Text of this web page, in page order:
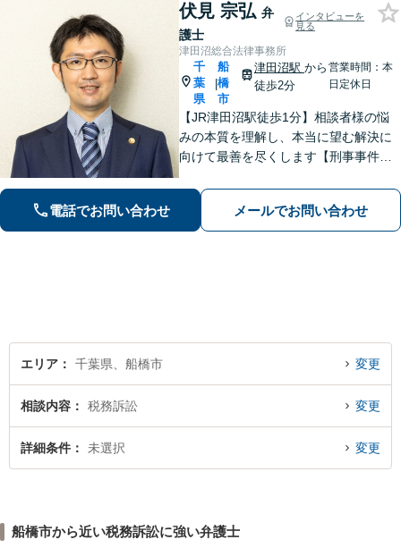
伏見 宗弘 弁
護士
インタビューを
見る
津田沼総合法律事務所
千
葉
県
|
船
橋
市
津田沼駅 から
徒歩2分
営業時間：本
日定休日
【JR津田沼駅徒歩1分】相談者様の悩
みの本質を理解し、本当に望む解決に
向けて最善を尽くします【刑事事件】
い【交通事故】医療費の打ち切り、後
遺障害等級認定など。保険会社との対
等な交渉にはぜひ弁護士にご依頼を！
電話でお問い合わせ メールでお問い合わせ
エリア 千葉県、船橋市 変更
相談内容 税務訴訟 変更
詳細条件 未選択 変更
船橋市から近い税務訴訟に強い弁護士